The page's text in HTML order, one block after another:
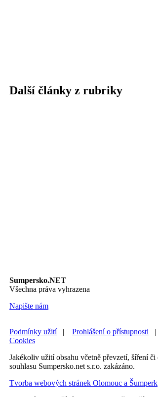
Další články z rubriky
Sumpersko.NET
Všechna práva vyhrazena
Napište nám
Podmínky užití Prohlášení o přístupnosti
Cookies
Jakékoliv užití obsahu včetně převzetí, šíření
souhlasu Sumpersko.net s.r.o. zakázáno.
Tvorba webových stránek Olomouc a Šumperk